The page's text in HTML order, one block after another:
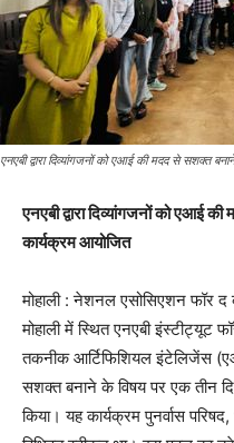
एनएबी द्वारा दिव्यांगजनों को एआई की मदद से सशक्त
एनएबी द्वारा दिव्यांगजनों को एआई
कार्यक्रम आयोजित
मोहाली : नेशनल एसोसिएशन फॉर
मोहाली में स्थित एनएबी इंस्टीट्यूट
तकनीक आर्टिफिशियल इंटेलिजेंस
सशक्त बनाने के विषय पर एक तीन
किया। यह कार्यक्रम पुनर्वास